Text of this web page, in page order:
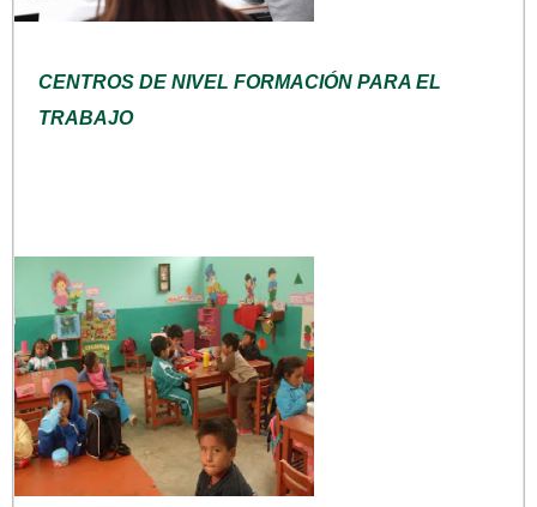
CENTROS DE NIVEL FORMACIÓN PARA EL
TRABAJO